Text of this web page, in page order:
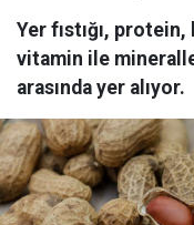
Yer fıstığı,
vitamin ile
arasında yer alıyor.